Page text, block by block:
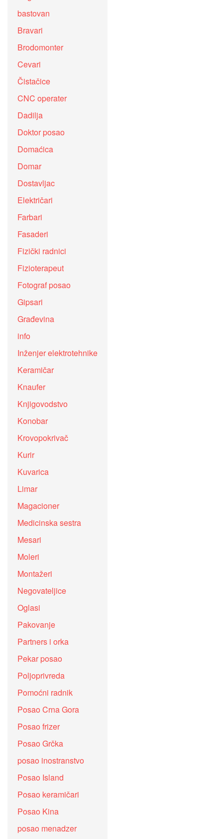
bastovan
Bravari
Brodomonter
Cevari
Čistačice
CNC operater
Dadilja
Doktor posao
Domaćica
Domar
Dostavljac
Električari
Farbari
Fasaderi
Fizički radnici
Fizioterapeut
Fotograf posao
Gipsari
Građevina
info
Inženjer elektrotehnike
Keramičar
Knaufer
Knjigovodstvo
Konobar
Krovopokrivač
Kurir
Kuvarica
Limar
Magacioner
Medicinska sestra
Mesari
Moleri
Montažeri
Negovateljice
Oglasi
Pakovanje
Partners i orka
Pekar posao
Poljoprivreda
Pomoćni radnik
Posao Crna Gora
Posao frizer
Posao Grčka
posao inostranstvo
Posao Island
Posao keramičari
Posao Kina
posao menadzer